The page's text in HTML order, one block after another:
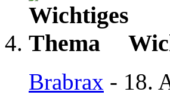
Brabrax - 18.